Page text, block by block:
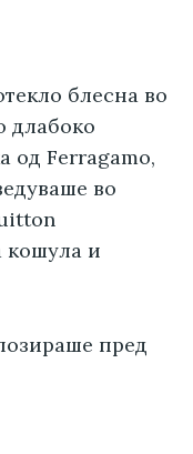
блесна во
длабоко
од Ferragamo,
во
кошула и
пред